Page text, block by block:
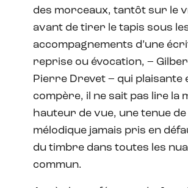
des morceaux, tantôt sur le
avant de tirer le tapis sous
accompagnements d’une
reprise ou évocation, –
Pierre Drevet – qui
compère, il ne sait pas lire la
hauteur de vue, une tenue
mélodique jamais pris en
du timbre dans toutes les
commun.